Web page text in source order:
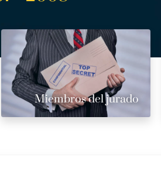
Miembros del jurado